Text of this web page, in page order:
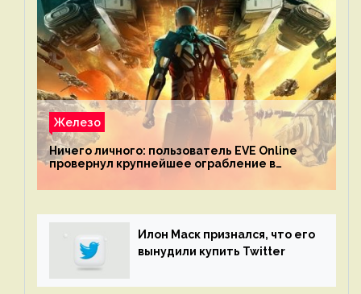
Железо
Ничего личного: пользователь EVE Online
провернул крупнейшее ограбление в
механике
Илон Маск признался, что его
вынудили купить Twitter